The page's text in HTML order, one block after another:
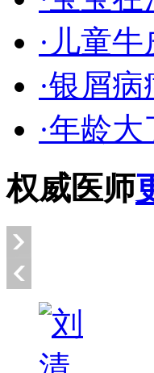
·儿童
·银屑
·年龄
权威医师